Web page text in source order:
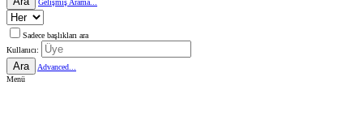
Gelişmiş Arama...
Sadece başlıkları ara
Kullanıcı:
Ara
Advanced...
Menü